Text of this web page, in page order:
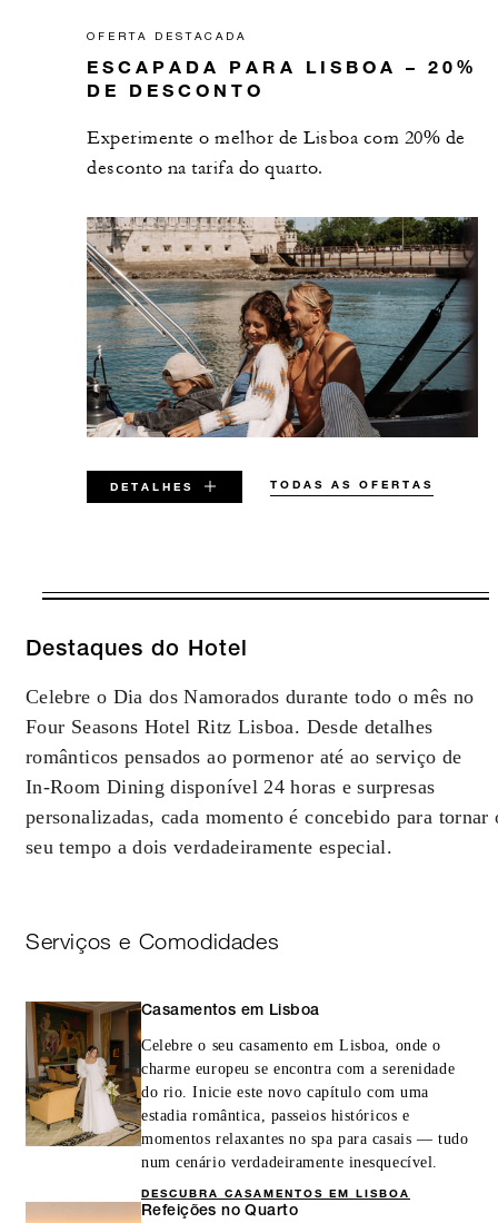
OFERTA DESTACADA
ESCAPADA PARA LISBOA – 20%
DE DESCONTO
Experimente o melhor de Lisboa com 20% de
desconto na tarifa do quarto.
DETALHES TODAS AS OFERTAS
VÁLIDO PARA DATAS SELECIONADAS
7 AGO 2026 – 31 DEZ 2027
As Ofertas estão sujeitas a disponibilidade no
momento da reserva. Poderão ser aplicáveis datas
não elegíveis e outras restrições.
ESTADIA MÍNIMA:
3 NOITES
INCLUÍDO
20% de desconto na tarifa do quarto
Destaques do Hotel
Celebre o Dia dos Namorados durante todo o mês no
Four Seasons Hotel Ritz Lisboa. Desde detalhes
românticos pensados ao pormenor até ao serviço de
In‑Room Dining disponível 24 horas e surpresas
personalizadas, cada momento é concebido para tornar
seu tempo a dois verdadeiramente especial.
Serviços e Comodidades
Casamentos em Lisboa
Celebre o seu casamento em Lisboa, onde o
charme europeu se encontra com a serenidade
do rio. Inicie este novo capítulo com uma
estadia romântica, passeios históricos e
momentos relaxantes no spa para casais — tudo
num cenário verdadeiramente inesquecível.
DESCUBRA CASAMENTOS EM LISBOA
Refeições no Quarto